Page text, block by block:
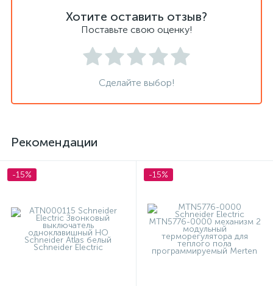
Хотите оставить отзыв?
Поставьте свою оценку!
Сделайте выбор!
Рекомендации
-15% -15%